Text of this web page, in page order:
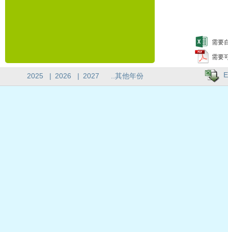
需要
需要
2025 | 2026 | 2027 ..其他年份